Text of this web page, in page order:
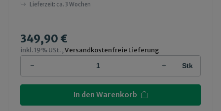
Lieferzeit: ca. 3 Wochen
349,90 €
inkl. 19% USt. ,Versandkostenfreie Lieferung
Stk
In den Warenkorb